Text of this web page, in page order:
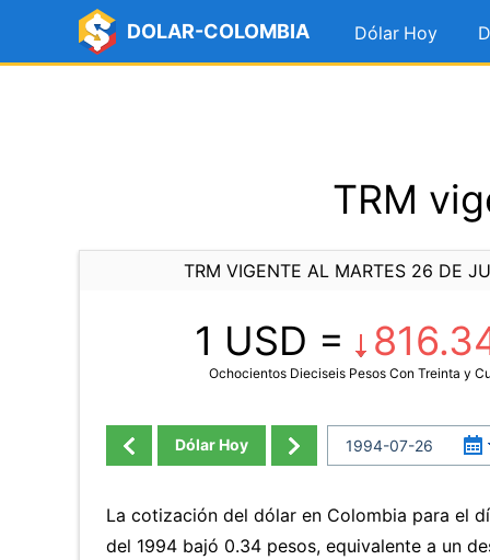
DOLAR-COLOMBIA Dólar Hoy
TRM
TRM VIGENTE AL MARTES 26 DE
1 USD =
Ochocientos Dieciseis Pesos Con Treinta y
Dólar Hoy
La cotización del dólar en Colombia para el
del 1994 bajó 0.34 pesos, equivalente a un